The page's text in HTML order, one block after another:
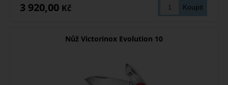
3 920,00 Kč
Nůž Victorinox Evolution 10